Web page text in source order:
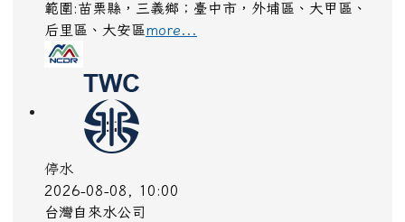
範圍:苗栗縣，三義鄉；臺中市，外埔區、大甲區、
后里區、大安區more...
停水
2026-08-08, 10:00
台灣自來水公司